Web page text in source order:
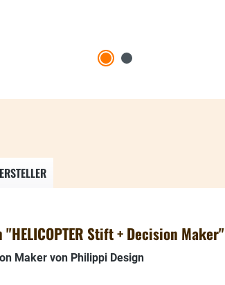
Stift + Decision Maker"
Maker von Philippi Design